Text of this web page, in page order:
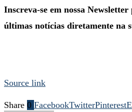
Inscreva-se em nossa
últimas notícias diretamente na
Source link
Share 0 FacebookTwitterPinterest